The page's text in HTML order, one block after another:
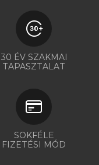
30 ÉV SZAKMAI
TAPASZTALAT
SOKFÉLE
FIZETÉSI MÓD